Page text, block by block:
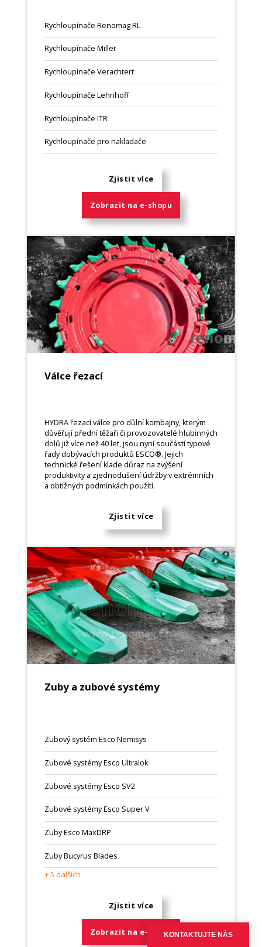
Rychloupínače Renomag RL
Rychloupínače Miller
Rychloupínače Verachtert
Rychloupínače Lehnhoff
Rychloupínače ITR
Rychloupínače pro nakladače
Zjistit více
Zobrazit na e-shopu
Válce řezací
HYDRA řezací válce pro důlní kombajny, kterým
důvěřují přední těžaři či provozovatelé hlubinných
dolů již více než 40 let, jsou nyní součástí typové
řady dobývacích produktů ESCO®. Jejich
technické řešení klade důraz na zvýšení
produktivity a zjednodušení údržby v extrémních
a obtížných podmínkách použití.
Zjistit více
Zuby a zubové systémy
Zubový systém Esco Nemisys
Zubové systémy Esco Ultralok
Zubové systémy Esco SV2
Zubové systémy Esco Super V
Zuby Esco MaxDRP
Zuby Bucyrus Blades
+ 5 dalších
Zjistit více
Zobrazit na e-shopuKONTAKTUJTE NÁS